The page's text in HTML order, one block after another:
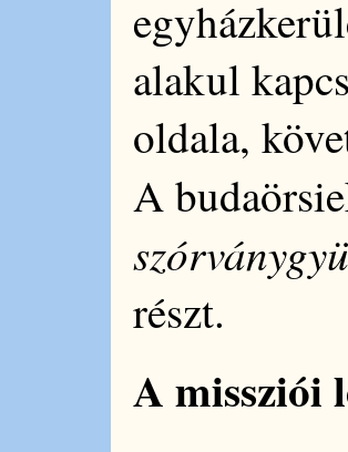
alakul
oldala,
A
részt.
A missziói